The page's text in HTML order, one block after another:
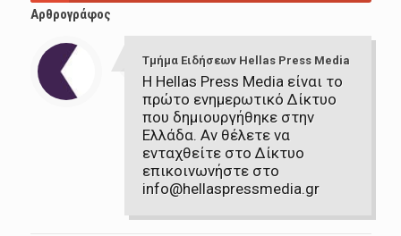
Αρθρογράφος
Τμήμα Ειδήσεων Hellas Press Media
Η Hellas Press Media είναι το
πρώτο ενημερωτικό Δίκτυο
που δημιουργήθηκε στην
Ελλάδα. Αν θέλετε να
ενταχθείτε στο Δίκτυο
επικοινωνήστε στο
info@hellaspressmedia.gr